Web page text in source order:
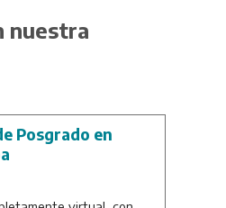
nuestra
Posgrado en